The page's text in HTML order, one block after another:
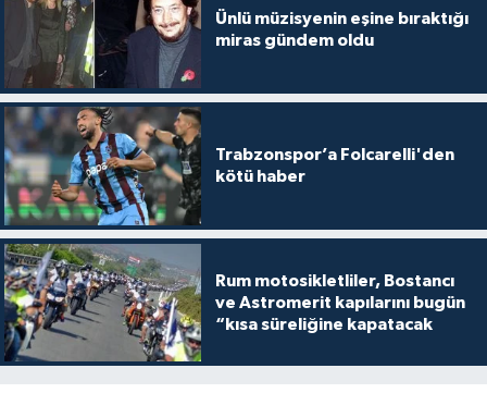
Ünlü müzisyenin eşine bıraktığı
miras gündem oldu
Trabzonspor’a Folcarelli'den
kötü haber
Rum motosikletliler, Bostancı
ve Astromerit kapılarını bugün
“kısa süreliğine kapatacak